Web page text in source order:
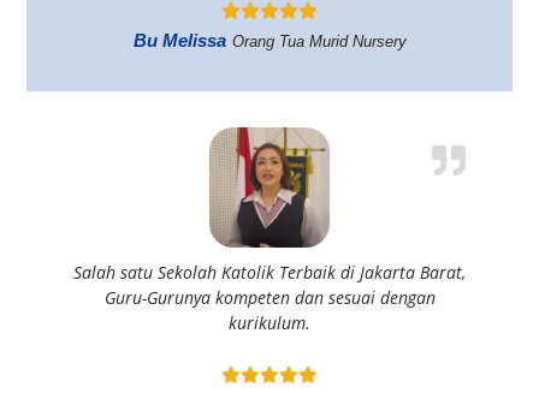
Bu Melissa Orang Tua Murid Nursery
Salah satu Sekolah Katolik Terbaik di Jakarta Barat,
Guru-Gurunya kompeten dan sesuai dengan
kurikulum.